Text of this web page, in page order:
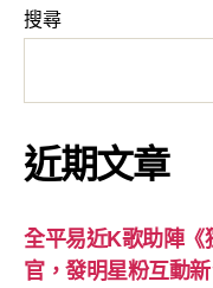
搜尋
近期文章
全平易近K歌助陣
官，發明星粉互動